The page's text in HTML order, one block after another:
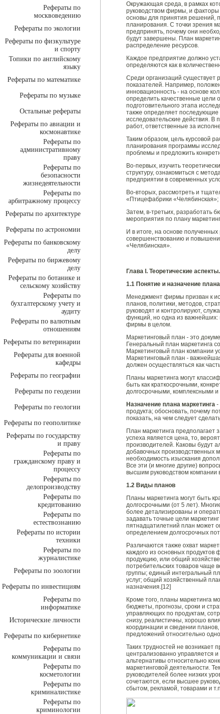
Рефераты по
москвоведению
Рефераты по экологии
Рефераты по физкультуре
и спорту
Топики по английскому
языку
Рефераты по математике
Рефераты по музыке
Остальные рефераты
Рефераты по авиации и
космонавтике
Рефераты по
административному
праву
Рефераты по
безопасности
жизнедеятельности
Рефераты по
арбитражному процессу
Рефераты по архитектуре
Рефераты по астрономии
Рефераты по банковскому
делу
Рефераты по биржевому
делу
Рефераты по ботанике и
сельскому хозяйству
Рефераты по
бухгалтерскому учету и
аудиту
Рефераты по валютным
отношениям
Рефераты по ветеринарии
Рефераты для военной
кафедры
Рефераты по географии
Рефераты по геодезии
Рефераты по геологии
Рефераты по геополитике
Рефераты по государству
и праву
Рефераты по
гражданскому праву и
процессу
Рефераты по
делопроизводству
Рефераты по
кредитованию
Рефераты по
естествознанию
Рефераты по истории
техники
Рефераты по
журналистике
Рефераты по зоологии
Рефераты по инвестициям
Рефераты по
информатике
Исторические личности
Рефераты по кибернетике
Рефераты по
коммуникации и связи
Рефераты по
косметологии
Рефераты по
криминалистике
Рефераты по
криминологии
Окружающая среда, в рамках
руководством фирмы, и факторы
основы для принятия решений,
планирования. С точки зрения
предпринять, почему они
будут завершены. План
распределение ресурсов.
Каждое предприятие должно
определяются как в
Среди организаций существует
показателей. Например,
инновационность - на основе
определить качественные цели
подготовительного этапа
также определяет последующие
исследовательские действия. В
работ, ответственные за
Таким образом, цель курсовой
планирования программы
проблемы и предложить
Во-первых, изучить
структуру, ознакомиться с
предприятии в современных
Во-вторых, рассмотреть и
«Птицефабрики «Челябинская»;
Затем, в-третьих, разработать
мероприятия по плану
И в итоге, на основе
совершенствованию и
«Челябинская».
Глава I. Теоретические
1.1 Понятие и назначение
Менеджмент фирмы призван к
планов, политики, методов,
руководят и контролируют,
функций, но одна из важнейших:
фирмы в целом.
Маркетинговый план - это
Генеральный план маркетинга
Маркетинговый план компании
Маркетинговый план -
должен осуществляться как
Планы маркетинга могут
быть как краткосрочными,
долгосрочными, комплексными
Назначение плана маркетинга -
продукта; обосновать, почему
показать, на чем следует
План маркетинга
успеха является цена, то,
производителей. Каковы будут
добавочных производственных
необходимость изыскания
Все эти (и многие другие)
высшим руководством компании
1.2 Виды планов
Планы маркетинга могут быть
долгосрочными (от 5 лет).
более детализированы и
задавать точные цели
пятнадцатилетний план может
определением долгосрочных
Различаются также охват
каждого из основных
продукцию, или общий
потребительских товаров чаще
группы; единый интегральный
услуг; общий хозяйственный
назначения.[12]
Кроме того, планы маркетинга
бюджеты, прогнозы, сроки и
управляющих по продуктам,
снизу, реалистичны, хорошо
координации и сведении
предложений относительно
Таких трудностей не возникает
централизованно управляется
альтернативы относительно
маркетинговой деятельности.
руководителей более низких
сочетаются, если высшее
сбытом, рекламой, товарами и